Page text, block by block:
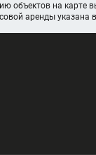
на карте
аренды указана